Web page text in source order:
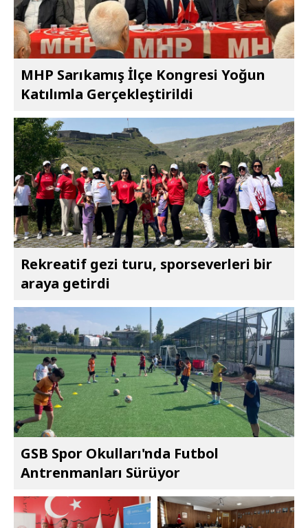
MHP Sarıkamış İlçe Kongresi Yoğun
Katılımla Gerçekleştirildi
Rekreatif gezi turu, sporseverleri bir
araya getirdi
GSB Spor Okulları'nda Futbol
Antrenmanları Sürüyor